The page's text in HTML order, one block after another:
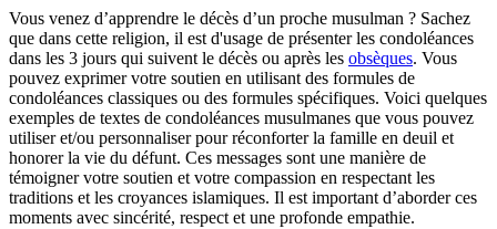
Vous venez d’apprendre le décès d’un proche musulman ? Sachez
que dans cette religion, il est d'usage de présenter les condoléances
dans les 3 jours qui suivent le décès ou après les obsèques. Vous
pouvez exprimer votre soutien en utilisant des formules de
condoléances classiques ou des formules spécifiques. Voici quelques
exemples de textes de condoléances musulmanes que vous pouvez
utiliser et/ou personnaliser pour réconforter la famille en deuil et
honorer la vie du défunt. Ces messages sont une manière de
témoigner votre soutien et votre compassion en respectant les
traditions et les croyances islamiques. Il est important d’aborder ces
moments avec sincérité, respect et une profonde empathie.